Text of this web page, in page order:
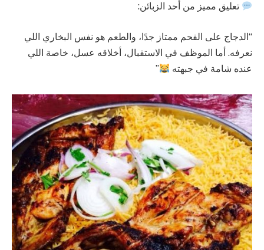
تعليق مميز من أحد الزبائن:
“الدجاج على الفحم ممتاز جدًا، والطعم هو نفس البخاري اللي
نعرفه. أما الموظف في الاستقبال، أخلاقه عسل، خاصة اللي
عنده شامة في جبهته
”